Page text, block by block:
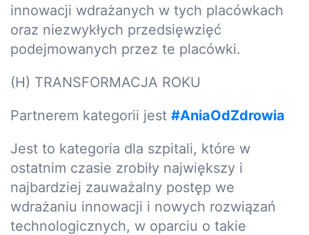
innowacji wdrażanych w tych placówkach
oraz niezwykłych przedsięwzięć
podejmowanych przez te placówki.
(H) TRANSFORMACJA ROKU
Partnerem kategorii jest #AniaOdZdrowia
Jest to kategoria dla szpitali, które w
ostatnim czasie zrobiły największy i
najbardziej zauważalny postęp we
wdrażaniu innowacji i nowych rozwiązań
technologicznych, w oparciu o takie